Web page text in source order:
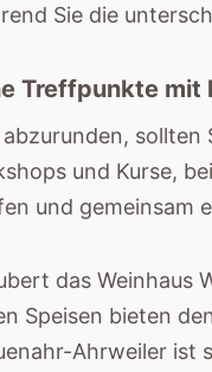
Sie die
Treffpunkte mit
und Kurse,
und gemeinsam
das Weinhaus
Speisen bieten
Ahrweiler ist